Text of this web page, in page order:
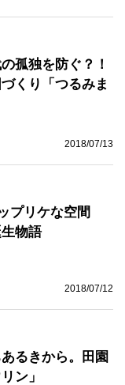
孤独を防ぐ？！
くり「つるみま
2018/07/13
プリケな空間
生物語
2018/07/12
るきから。田園
ン」